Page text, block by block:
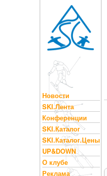
Новости
SKI.Лента
Конференции
SKI.Каталог
SKI.Каталог.Цены
UP&DOWN
О клубе
Реклама